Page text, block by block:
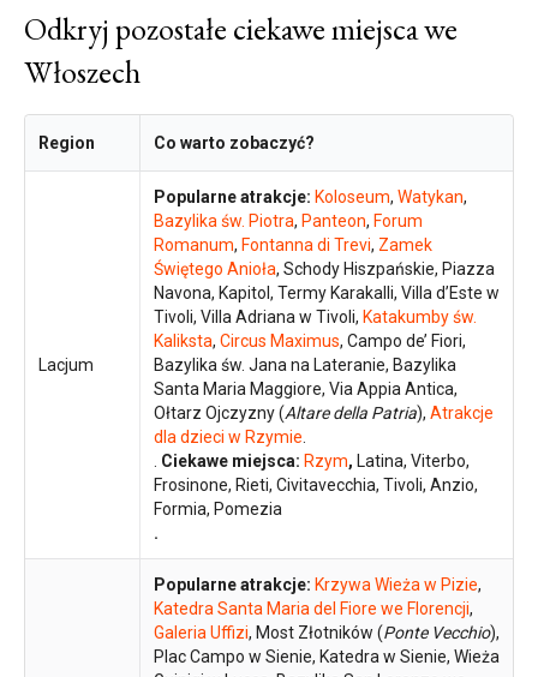
Odkryj pozostałe ciekawe miejsca we
Włoszech
Region Co warto zobaczyć?
Lacjum
Popularne atrakcje: Koloseum, Watykan,
Bazylika św. Piotra, Panteon, Forum
Romanum, Fontanna di Trevi, Zamek
Świętego Anioła, Schody Hiszpańskie, Piazza
Navona, Kapitol, Termy Karakalli, Villa d’Este w
Tivoli, Villa Adriana w Tivoli, Katakumby św.
Kaliksta, Circus Maximus, Campo de’ Fiori,
Bazylika św. Jana na Lateranie, Bazylika
Santa Maria Maggiore, Via Appia Antica,
Ołtarz Ojczyzny (Altare della Patria), Atrakcje
dla dzieci w Rzymie
Ciekawe miejsca: Rzym, Latina, Viterbo,
Frosinone, Rieti, Civitavecchia, Tivoli, Anzio,
Formia, Pomezia
.
Popularne atrakcje: Krzywa Wieża w Pizie,
Katedra Santa Maria del Fiore we Florencji,
Galeria Uffizi, Most Złotników (Ponte Vecchio),
Plac Campo w Sienie, Katedra w Sienie, Wieża